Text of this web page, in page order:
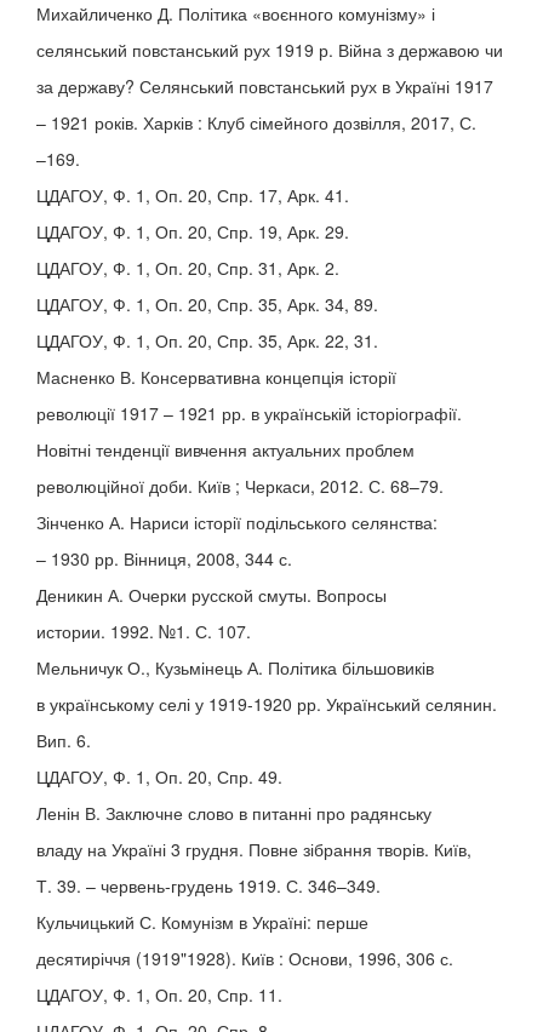
Михайличенко Д. Політика «воєнного комунізму» і
селянський повстанський рух 1919 р. Війна з державою чи
за державу? Селянський повстанський рух в Україні 1917
– 1921 років. Харків : Клуб сімейного дозвілля, 2017, С.
–169.
ЦДАГОУ, Ф. 1, Оп. 20, Спр. 17, Арк. 41.
ЦДАГОУ, Ф. 1, Оп. 20, Спр. 19, Арк. 29.
ЦДАГОУ, Ф. 1, Оп. 20, Спр. 31, Арк. 2.
ЦДАГОУ, Ф. 1, Оп. 20, Спр. 35, Арк. 34, 89.
ЦДАГОУ, Ф. 1, Оп. 20, Спр. 35, Арк. 22, 31.
Масненко В. Консервативна концепція історії
революції 1917 – 1921 рр. в українській історіографії.
Новітні тенденції вивчення актуальних проблем
революційної доби. Київ ; Черкаси, 2012. С. 68–79.
Зінченко А. Нариси історії подільського селянства:
– 1930 рр. Вінниця, 2008, 344 с.
Деникин А. Очерки русской смуты. Вопросы
истории. 1992. №1. С. 107.
Мельничук О., Кузьмінець А. Політика більшовиків
в українському селі у 1919-1920 рр. Український селянин.
Вип. 6.
ЦДАГОУ, Ф. 1, Оп. 20, Спр. 49.
Ленін В. Заключне слово в питанні про радянську
владу на Україні 3 грудня. Повне зібрання творів. Київ,
Т. 39. – червень-грудень 1919. С. 346–349.
Кульчицький С. Комунізм в Україні: перше
десятиріччя (1919"1928). Київ : Основи, 1996, 306 с.
ЦДАГОУ, Ф. 1, Оп. 20, Спр. 11.